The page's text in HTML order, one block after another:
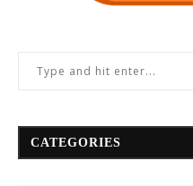
CATEGORIES